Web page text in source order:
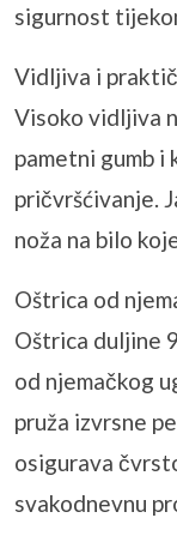
sigurnost
Vidljiva i
Visoko vidljiva
pametni gumb i
pričvršćivanje.
noža na bilo
Oštrica od
Oštrica duljine
od njemačkog
pruža izvrsne
osigurava
svakodnevnu